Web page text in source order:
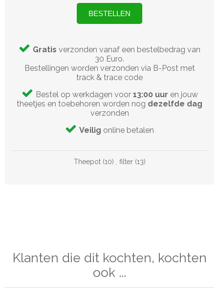
Gratis verzonden vanaf een bestelbedrag van
30 Euro.
Bestellingen worden verzonden via B-Post met
track & trace code
Bestel op werkdagen voor 13:00 uur en jouw
theetjes en toebehoren worden nog dezelfde dag
verzonden
Veilig online betalen
Theepot (10) , filter (13)
Klanten die dit kochten, kochten
ook ...